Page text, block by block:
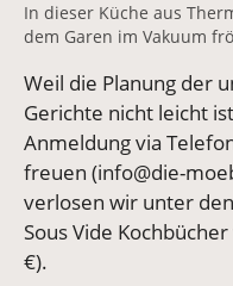
In dieser Küche aus
dem Garen im Vakuum
Weil die Planung der
Gerichte nicht leicht
Anmeldung via
freuen (info@die-
verlosen wir unter
Sous Vide
€).